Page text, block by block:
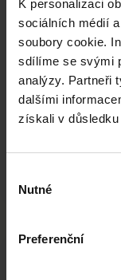
K personalizaci
sociálních médií
soubory cookie.
sdílíme se svými
analýzy. Partneři
dalšími
získali v
souhlasu
Nutné
Preferenční
T****
P****
F****
7
L****
B****
200